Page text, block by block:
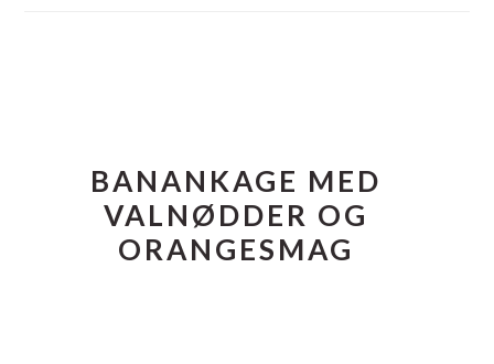
BANANKAGE MED
VALNØDDER OG
ORANGESMAG